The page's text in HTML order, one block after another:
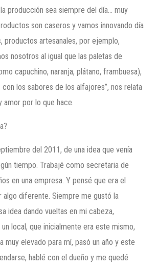
producción sea siempre del día… muy
son caseros y vamos innovando día
productos artesanales, por ejemplo,
nosotros al igual que las paletas de
capuchino, naranja, plátano, frambuesa),
los sabores de los alfajores”, nos relata
amor por lo que hace.
del 2011, de una idea que venía
tiempo. Trabajé como secretaria de
en una empresa. Y pensé que era el
algo diferente. Siempre me gustó la
idea dando vueltas en mi cabeza,
local, que inicialmente era este mismo,
muy elevado para mí, pasó un año y este
hablé con el dueño y me quedé